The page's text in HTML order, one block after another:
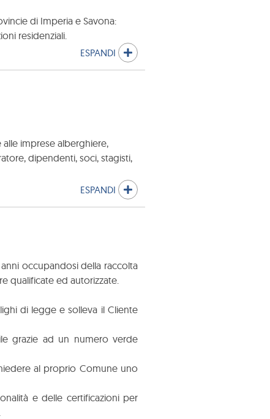
di Imperia e Savona:
residenziali.
ESPANDI
imprese alberghiere,
dipendenti, soci, stagisti,
ESPANDI
occupandosi della raccolta
qualificate ed autorizzate.
di legge e solleva il Cliente
grazie ad un numero verde
al proprio Comune uno
e delle certificazioni per